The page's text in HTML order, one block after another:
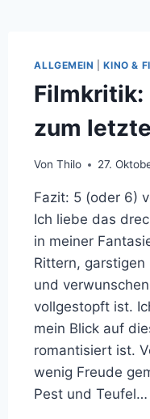
ALLGEMEIN |KINO &
Filmkritik:
zum
Von Thilo 27.
Fazit: 5 (oder 6)
Ich liebe das
in meiner
Rittern, garstigen
und
vollgestopft ist.
mein Blick auf
romantisiert ist.
wenig Freude
Pest und Teufel…